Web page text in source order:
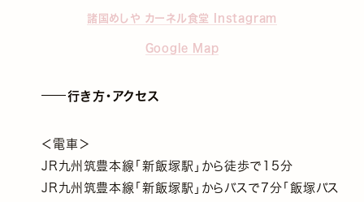
諸国めしや カーネル食堂 Instagram
Google Map
行き方・アクセス
＜電車＞
JR九州筑豊本線「新飯塚駅」から徒歩で15分
JR九州筑豊本線「新飯塚駅」からバスで7分「飯塚バス